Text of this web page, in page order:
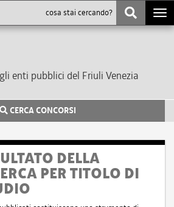
enti pubblici del Friuli Venezia
CERCA CONCORSI
DELLA
PER TITOLO DI